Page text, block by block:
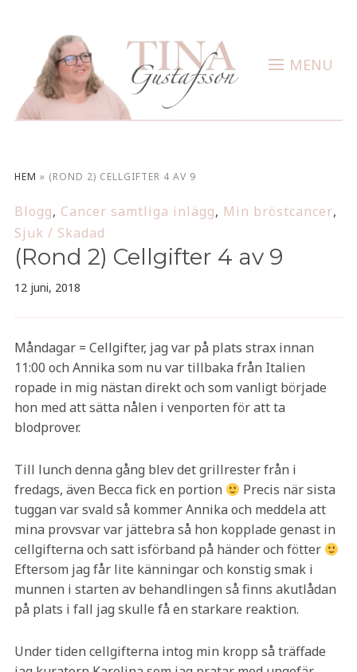
MENU
HEM » (ROND 2) CELLGIFTER 4 AV 9
Blogg, Cancer samtliga inlägg, Min bröstcancer,
Sjuk / Skadad
(Rond 2) Cellgifter 4 av 9
12 juni, 2018
Måndagar = Cellgifter, jag var på plats strax innan
11:00 och Annika som nu var tillbaka från Italien
ropade in mig nästan direkt och som vanligt började
hon med att sätta nålen i venporten för att ta
blodprover.
Till lunch denna gång blev det grillrester från i
fredags, även Becca fick en portion
Precis när sista
tuggan var svald så kommer Annika och meddela att
mina provsvar var jättebra så hon kopplade genast in
cellgifterna och satt isförband på händer och fötter
Eftersom jag får lite känningar och konstig smak i
munnen i starten av behandlingen så finns akutlådan
på plats i fall jag skulle få en starkare reaktion.
Under tiden cellgifterna intog min kropp så träffade